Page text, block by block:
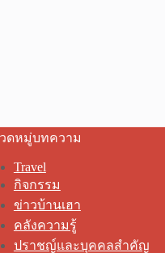
ดหมู่บทความ
Travel
กิจกรรม
ข่าวบ้านเฮา
คลังความรู้
ปราชญ์และบุคคลสำคัญ